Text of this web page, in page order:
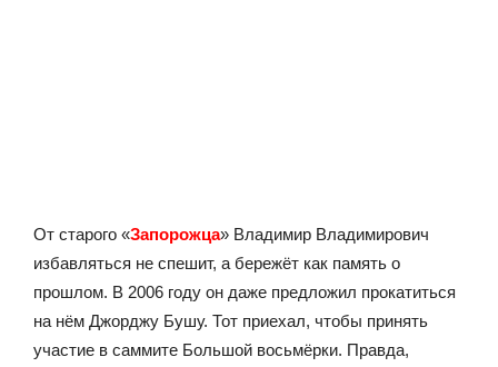
От старого «Запорожца» Владимир Владимирович
избавляться не спешит, а бережёт как память о
прошлом. В 2006 году он даже предложил прокатиться
на нём Джорджу Бушу. Тот приехал, чтобы принять
участие в саммите Большой восьмёрки. Правда,